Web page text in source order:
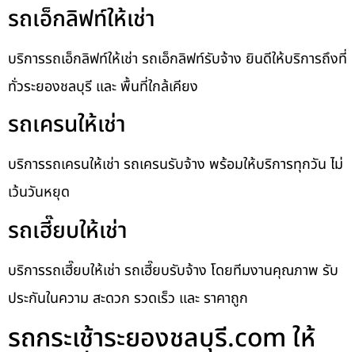
รถเอ็กลิฟท์ให้เช่า
บริการรถเอ็กลิฟท์ให้เช่า รถเอ็กลิฟท์รับจ้าง ยินดีให้บริการถึงที่
ทั่วระยองชลบุรี และ พื้นที่ใกล้เคียง
รถเครนให้เช่า
บริการรถเครนให้เช่า รถเครนรับจ้าง พร้อมให้บริการทุกวัน ไม่
เว้นวันหยุด
รถเฮี๊ยบให้เช่า
บริการรถเฮี๊ยบให้เช่า รถเฮี๊ยบรับจ้าง โดยทีมงานคุณภาพ รับ
ประกันในความ สะดวก รวดเร็ว และ ราคาถูก
รถกระเช้าระยองชลบุรี.com ให้